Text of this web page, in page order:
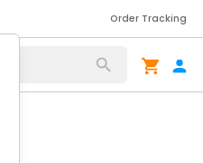
Order Tracking